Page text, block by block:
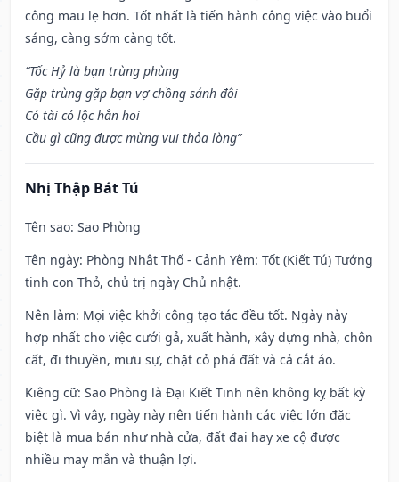
công mau lẹ hơn. Tốt nhất là tiến hành công việc vào buổi
sáng, càng sớm càng tốt.
“Tốc Hỷ là bạn trùng phùng
Gặp trùng gặp bạn vợ chồng sánh đôi
Có tài có lộc hẳn hoi
Cầu gì cũng được mừng vui thỏa lòng”
Nhị Thập Bát Tú
Tên sao: Sao Phòng
Tên ngày: Phòng Nhật Thố - Cảnh Yêm: Tốt (Kiết Tú) Tướng
tinh con Thỏ, chủ trị ngày Chủ nhật.
Nên làm: Mọi việc khởi công tạo tác đều tốt. Ngày này
hợp nhất cho việc cưới gả, xuất hành, xây dựng nhà, chôn
cất, đi thuyền, mưu sự, chặt cỏ phá đất và cả cắt áo.
Kiêng cữ: Sao Phòng là Đại Kiết Tinh nên không kỵ bất kỳ
việc gì. Vì vậy, ngày này nên tiến hành các việc lớn đặc
biệt là mua bán như nhà cửa, đất đai hay xe cộ được
nhiều may mắn và thuận lợi.